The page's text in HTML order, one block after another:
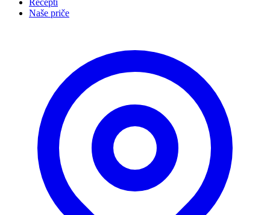
Recepti
Naše priče